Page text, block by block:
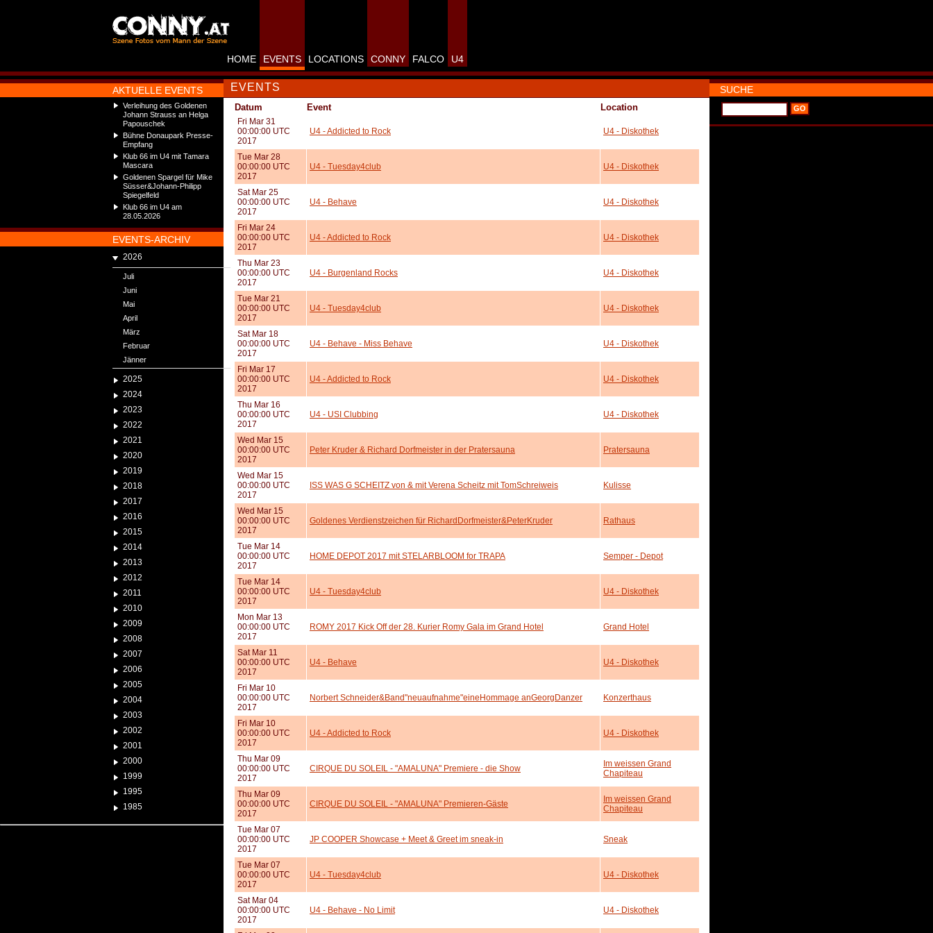
AKTUELLE EVENTS
Verleihung des Goldenen
Johann Strauss an Helga
Papouschek
Bühne Donaupark Presse-
Empfang
Klub 66 im U4 mit Tamara
Mascara
Goldenen Spargel für Mike
Süsser&Johann-Philipp
Spiegelfeld
Klub 66 im U4 am
28.05.2026
EVENTS-ARCHIV
2026
Juli
Juni
Mai
April
März
Februar
Jänner
2025
2024
2023
2022
2021
2020
2019
2018
2017
2016
2015
2014
2013
2012
2011
2010
2009
2008
2007
2006
2005
2004
2003
2002
2001
2000
1999
1995
1985
HOME EVENTS LOCATIONS CONNY FALCO U4
EVENTS
Datum Event Location
Fri Mar 31
00:00:00 UTC
2017
U4 - Addicted to Rock U4 - Diskothek
Tue Mar 28
00:00:00 UTC
2017
U4 - Tuesday4club U4 - Diskothek
Sat Mar 25
00:00:00 UTC
2017
U4 - Behave U4 - Diskothek
Fri Mar 24
00:00:00 UTC
2017
U4 - Addicted to Rock U4 - Diskothek
Thu Mar 23
00:00:00 UTC
2017
U4 - Burgenland Rocks U4 - Diskothek
Tue Mar 21
00:00:00 UTC
2017
U4 - Tuesday4club U4 - Diskothek
Sat Mar 18
00:00:00 UTC
2017
U4 - Behave - Miss Behave U4 - Diskothek
Fri Mar 17
00:00:00 UTC
2017
U4 - Addicted to Rock U4 - Diskothek
Thu Mar 16
00:00:00 UTC
2017
U4 - USI Clubbing U4 - Diskothek
Wed Mar 15
00:00:00 UTC
2017
Peter Kruder & Richard Dorfmeister in der Pratersauna Pratersauna
Wed Mar 15
00:00:00 UTC
2017
ISS WAS G SCHEITZ von & mit Verena Scheitz mit TomSchreiweis Kulisse
Wed Mar 15
00:00:00 UTC
2017
Goldenes Verdienstzeichen für RichardDorfmeister&PeterKruder Rathaus
Tue Mar 14
00:00:00 UTC
2017
HOME DEPOT 2017 mit STELARBLOOM for TRAPA Semper - Depot
Tue Mar 14
00:00:00 UTC
2017
U4 - Tuesday4club U4 - Diskothek
Mon Mar 13
00:00:00 UTC
2017
ROMY 2017 Kick Off der 28. Kurier Romy Gala im Grand Hotel Grand Hotel
Sat Mar 11
00:00:00 UTC
2017
U4 - Behave U4 - Diskothek
Fri Mar 10
00:00:00 UTC
2017
Norbert Schneider&Band"neuaufnahme"eineHommage anGeorgDanzer Konzerthaus
Fri Mar 10
00:00:00 UTC
2017
U4 - Addicted to Rock U4 - Diskothek
Thu Mar 09
00:00:00 UTC
2017
CIRQUE DU SOLEIL - "AMALUNA" Premiere - die Show
Im weissen Grand
Chapiteau
Thu Mar 09
00:00:00 UTC
2017
CIRQUE DU SOLEIL - "AMALUNA" Premieren-Gäste
Im weissen Grand
Chapiteau
Tue Mar 07
00:00:00 UTC
2017
JP COOPER Showcase + Meet & Greet im sneak-in Sneak
Tue Mar 07
00:00:00 UTC
2017
U4 - Tuesday4club U4 - Diskothek
Sat Mar 04
00:00:00 UTC
2017
U4 - Behave - No Limit U4 - Diskothek
SUCHE